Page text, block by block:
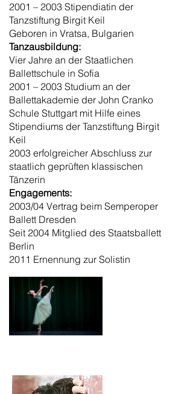
2001 – 2003 Stipendiatin der
Tanzstiftung Birgit Keil
Geboren in Vratsa, Bulgarien
Tanzausbildung:
Vier Jahre an der Staatlichen
Ballettschule in Sofia
2001 – 2003 Studium an der
Ballettakademie der John Cranko
Schule Stuttgart mit Hilfe eines
Stipendiums der Tanzstiftung Birgit
Keil
2003 erfolgreicher Abschluss zur
staatlich geprüften klassischen
Tänzerin
Engagements:
2003/04 Vertrag beim Semperoper
Ballett Dresden
Seit 2004 Mitglied des Staatsballett
Berlin
2011 Ernennung zur Solistin